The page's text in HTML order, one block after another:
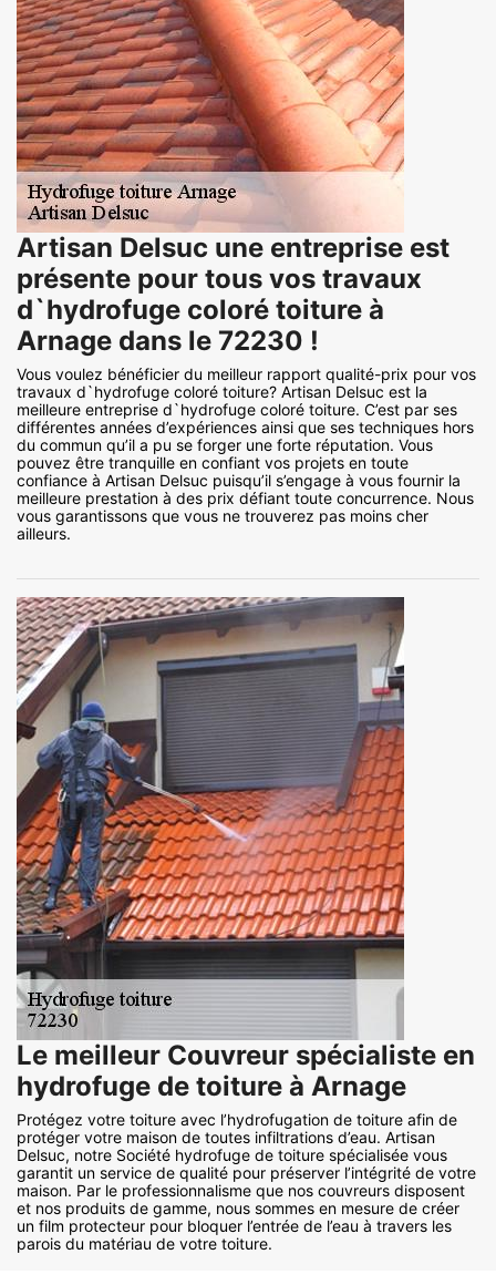
Artisan Delsuc une entreprise est
présente pour tous vos travaux
d`hydrofuge coloré toiture à
Arnage dans le 72230 !
Vous voulez bénéficier du meilleur rapport qualité-prix pour vos
travaux d`hydrofuge coloré toiture? Artisan Delsuc est la
meilleure entreprise d`hydrofuge coloré toiture. C’est par ses
différentes années d’expériences ainsi que ses techniques hors
du commun qu’il a pu se forger une forte réputation. Vous
pouvez être tranquille en confiant vos projets en toute
confiance à Artisan Delsuc puisqu’il s’engage à vous fournir la
meilleure prestation à des prix défiant toute concurrence. Nous
vous garantissons que vous ne trouverez pas moins cher
ailleurs.
Le meilleur Couvreur spécialiste en
hydrofuge de toiture à Arnage
Protégez votre toiture avec l’hydrofugation de toiture afin de
protéger votre maison de toutes infiltrations d’eau. Artisan
Delsuc, notre Société hydrofuge de toiture spécialisée vous
garantit un service de qualité pour préserver l’intégrité de votre
maison. Par le professionnalisme que nos couvreurs disposent
et nos produits de gamme, nous sommes en mesure de créer
un film protecteur pour bloquer l’entrée de l’eau à travers les
parois du matériau de votre toiture.